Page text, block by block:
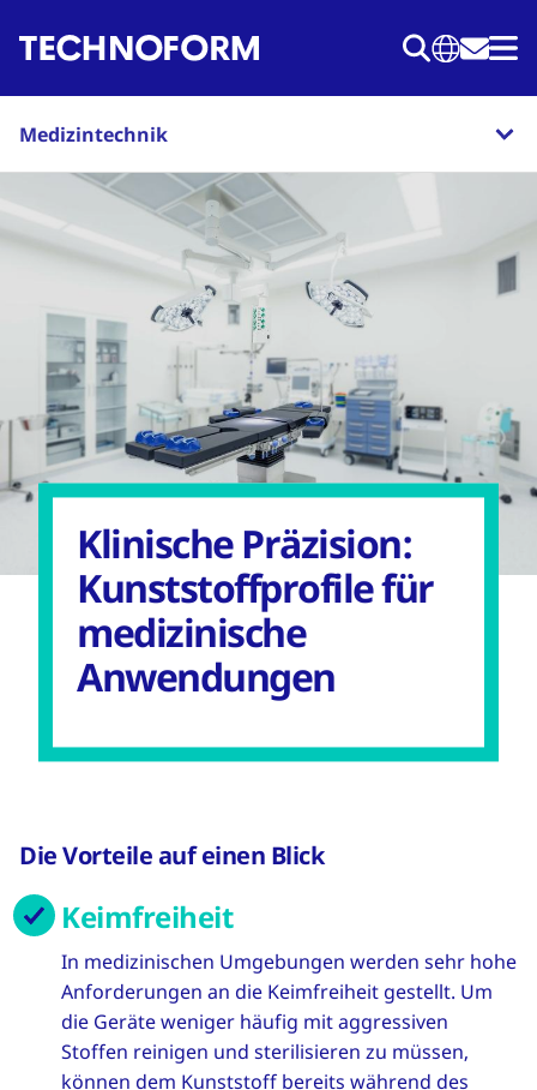
zum
Medizintechnik
Klinische Präzision:
Kunststoffprofile für
medizinische
Anwendungen
Die Vorteile auf einen Blick
Keimfreiheit
In medizinischen Umgebungen werden sehr hohe
Anforderungen an die Keimfreiheit gestellt. Um
die Geräte weniger häufig mit aggressiven
Stoffen reinigen und sterilisieren zu müssen,
können dem Kunststoff bereits während des